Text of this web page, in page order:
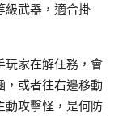
級武器，適合掛
玩家在解任務，會
，或者往右邊移動
動攻擊怪，是何防